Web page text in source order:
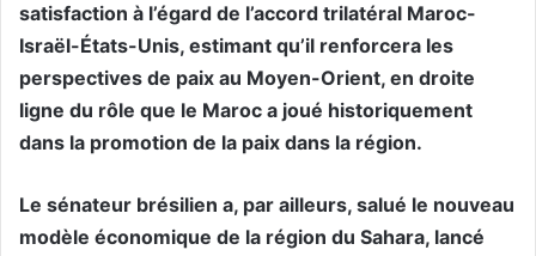
satisfaction à l’égard de l’accord trilatéral Maroc-
Israël-États-Unis, estimant qu’il renforcera les
perspectives de paix au Moyen-Orient, en droite
ligne du rôle que le Maroc a joué historiquement
dans la promotion de la paix dans la région.
Le sénateur brésilien a, par ailleurs, salué le nouveau
modèle économique de la région du Sahara, lancé